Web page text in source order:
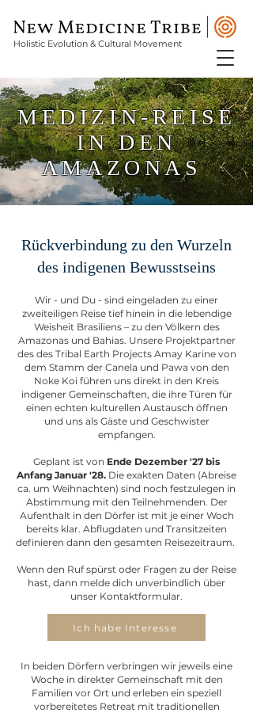
Holistic Evolution & Cultural Movement
MEDIZIN-REISE
IN DEN
AMAZONAS
Rückverbindung zu den Wurzeln
des indigenen Bewusstseins
Wir - und Du - sind eingeladen zu einer
zweiteiligen Reise tief hinein in die lebendige
Weisheit Brasiliens – zu den Völkern des
Amazonas und Bahias. Unsere Projektpartner
des des Tribal Earth Projects Amay Karine von
dem Stamm der Canela und Pawa von den
Noke Koi führen uns direkt in den Kreis
indigener Gemeinschaften, die ihre Türen für
einen echten kulturellen Austausch öffnen
und uns als Gäste und Geschwister
empfangen.
Geplant ist von Ende Dezember '27 bis
Anfang Januar '28. Die exakten Daten (Abreise
ca. um Weihnachten) sind noch festzulegen in
Abstimmung mit den Teilnehmenden. Der
Aufenthalt in den Dörfer ist mit je einer Woch
bereits klar. Abflugdaten und Transitzeiten
definieren dann den gesamten Reisezeitraum.
Wenn den Ruf spürst oder Fragen zu der Reise
hast, dann melde dich unverbindlich über
unser Kontaktformular.
Ich habe Interesse
In beiden Dörfern verbringen wir jeweils eine
Woche in direkter Gemeinschaft mit den
Familien vor Ort und erleben ein speziell
vorbereitetes Retreat mit traditionellen